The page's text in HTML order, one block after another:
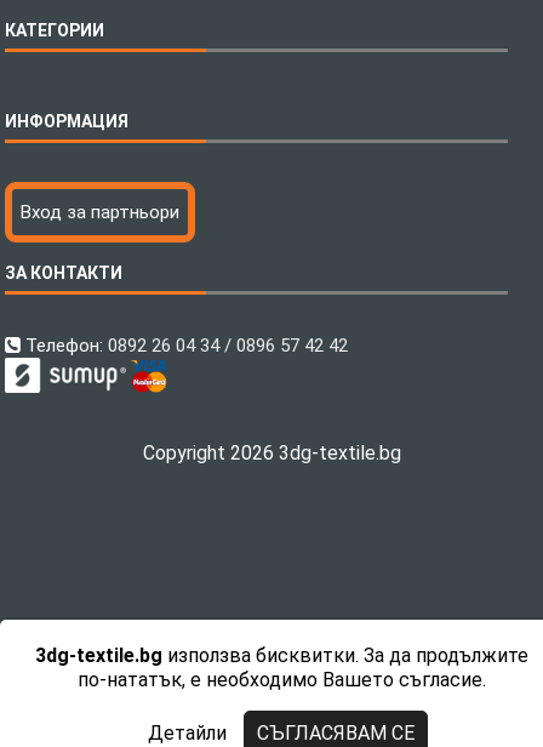
3dg-textile.bg използва бисквитки. За да продължите
по-нататък, е необходимо Вашето съгласие.
Детайли СЪГЛАСЯВАМ СЕ
КАТЕГОРИИ
Бебешки спални комплекти
Тениски с пълноцветен печат
Хавлиени кърпи
Пончо за водни спортове
Микрофибърни Велурени Кърпи
Детски пончота
Тениски
Поларени Одеяла
Правоъгълни Килими
Кръгли Килими
ИНФОРМАЦИЯ
Технология на печатане
Файлове за печат
Как да поръчам?
С какво сме различни?
Контакти
Общи Условия
Връщане на продукти
Вход за партньори
ЗА КОНТАКТИ
Телефон:0892 26 04 34 / 0896 57 42 42
Copyright 2026 3dg-textile.bg